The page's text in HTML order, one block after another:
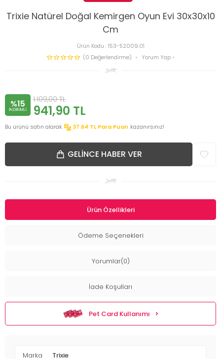
Trixie Natürel Doğal Kemirgen Oyun Evi 30x30x10
Cm
Ürün Kodu :153-52009.01
(0 Değerlendirme)
Yorum Yap
%15
INDIRIMLI
1.109,00TL
941,90 TL
Bu ürünü satın alarak 37.64 TL Para Puan kazanırsınız!
GELINCE HABER VER
Ürün Özellikleri
Ödeme Seçenekleri
Yorumlar(0)
İade Koşulları
Pet Card Kullanımı
Marka Trixie